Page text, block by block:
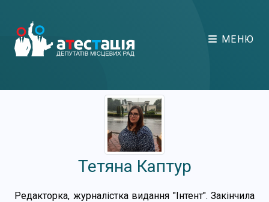
МЕНЮ
Тетяна Каптур
Редакторка, журналістка видання "Інтент". Закінчила